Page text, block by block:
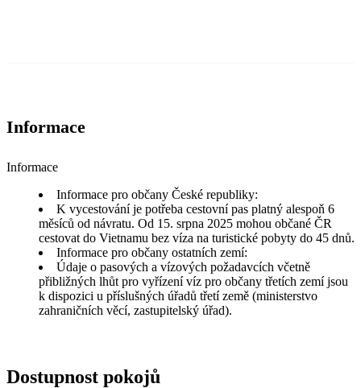
Informace
Informace
Informace pro občany České republiky:
K vycestování je potřeba cestovní pas platný alespoň 6
měsíců od návratu. Od 15. srpna 2025 mohou občané ČR
cestovat do Vietnamu bez víza na turistické pobyty do 45 dnů.
Informace pro občany ostatních zemí:
Údaje o pasových a vízových požadavcích včetně
přibližných lhůt pro vyřízení víz pro občany třetích zemí jsou
k dispozici u příslušných úřadů třetí země (ministerstvo
zahraničních věcí, zastupitelský úřad).
Dostupnost pokojů